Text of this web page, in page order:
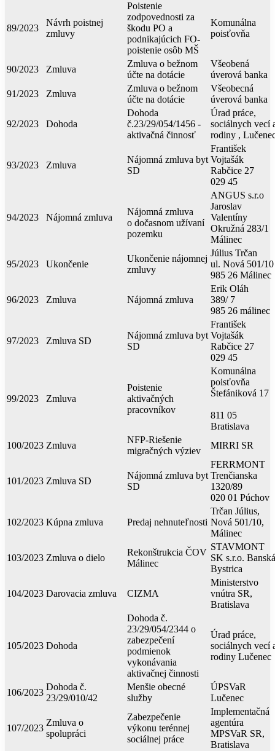
89/2023
Návrh poistnej
zmluvy
Poistenie
zodpovednosti za
škodu PO a
podnikajúcich FO-
poistenie osôb MŠ
Komunálna
poisťovňa
90/2023 Zmluva
Zmluva o bežnom
účte na dotácie
Všeobená
úverová banka
91/2023
Zmluva
Zmluva o bežnom
účte na dotácie
Všeobecná
úverová banka
92/2023 Dohoda
Dohoda
č.23/29/054/1456 -
aktivačná činnosť
Úrad práce,
sociálnych vecí
rodiny ,
93/2023 Zmluva
Nájomná zmluva byt
SD
František
Vojtašák
Rabčice 27
029 45
94/2023 Nájomná zmluva
Nájomná zmluva
o dočasnom užívaní
pozemku
ANGUS s.r.o
Jaroslav
Valentíny
Okružná 283/1
Málinec
95/2023 Ukončenie
Ukončenie nájomnej
zmluvy
Július Trčan
ul. Nová 501/10
985 26 Málinec
96/2023 Zmluva Nájomná zmluva
Erik Oláh
389/ 7
985 26 málinec
97/2023 Zmluva SD
Nájomná zmluva byt
SD
František
Vojtašák
Rabčice 27
029 45
99/2023 Zmluva
Poistenie
aktivačných
pracovníkov
Komunálna
poisťovňa
Štefániková 17
811 05
Bratislava
100/2023 Zmluva
NFP-Riešenie
migračných výziev
MIRRI SR
101/2023 Zmluva SD
Nájomná zmluva byt
SD
FERRMONT
Trenčianska
1320/89
020 01 Púchov
102/2023 Kúpna zmluva Predaj nehnuteľnosti
Trčan Július,
Nová 501/10,
Málinec
103/2023 Zmluva o dielo
Rekonštrukcia ČOV
Málinec
STAVMONT
SK s.r.o. Banská
Bystrica
104/2023 Darovacia zmluva CIZMA
Ministerstvo
vnútra SR,
Bratislava
105/2023 Dohoda
Dohoda č.
23/29/054/2344 o
zabezpečení
podmienok
vykonávania
aktivačnej činnosti
Úrad práce,
sociálnych vecí
rodiny Lučenec
106/2023
Dohoda č.
23/29/010/42
Menšie obecné
služby
ÚPSVaR
Lučenec
107/2023
Zmluva o
spolupráci
Zabezpečenie
výkonu terénnej
sociálnej práce
Implementačná
agentúra
MPSVaR SR,
Bratislava